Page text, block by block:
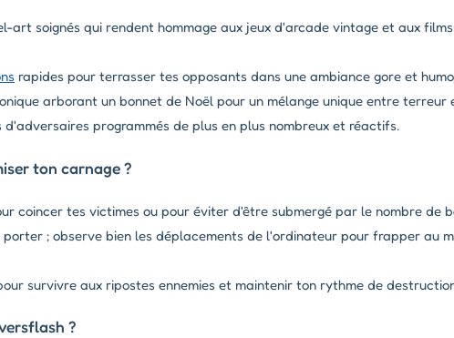
art soignés qui rendent hommage aux jeux d'arcade vintage et aux
rapides pour terrasser tes opposants dans une ambiance gore et
arborant un bonnet de Noël pour un mélange unique entre terreur
programmés de plus en plus nombreux et réactifs.
ton carnage ?
coincer tes victimes ou pour éviter d'être submergé par le nombre de
; observe bien les déplacements de l'ordinateur pour frapper au
survivre aux ripostes ennemies et maintenir ton rythme de
?